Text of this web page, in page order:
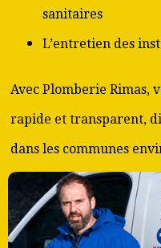
sanitaires
L’entretien des
Avec Plomberie Rimas,
rapide et transparent,
dans les communes